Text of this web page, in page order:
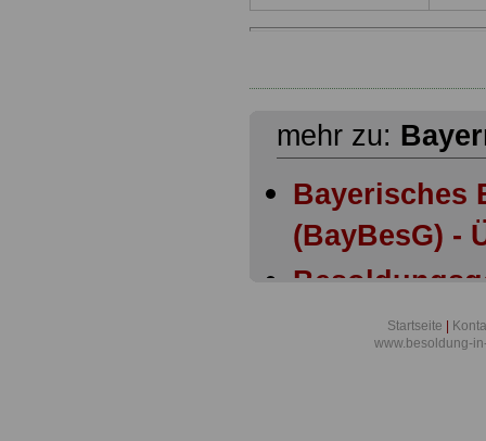
mehr zu:
Bayerisches
(BayBesG) -
Bayern:Startseite
www.besoldung-